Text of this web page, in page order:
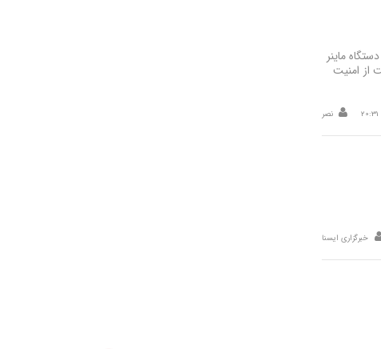
شرکت توزیع نیروی برق تبریز از شناسایی یک مرکز استخراج غیرمجاز رمزارز و جمع‌آوری ۲۷ دستگاه ماینر
از امنیت
20:31 نصر
خبرگزاری ایسنا